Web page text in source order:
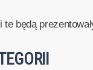
będą